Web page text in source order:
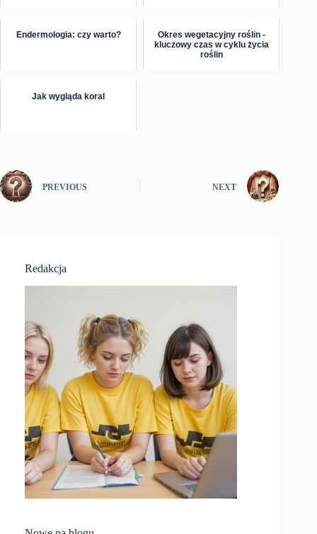
Endermologia: czy warto?
Okres wegetacyjny roślin -
kluczowy czas w cyklu życia
roślin
Jak wygląda koral
PREVIOUS NEXT
Redakcja